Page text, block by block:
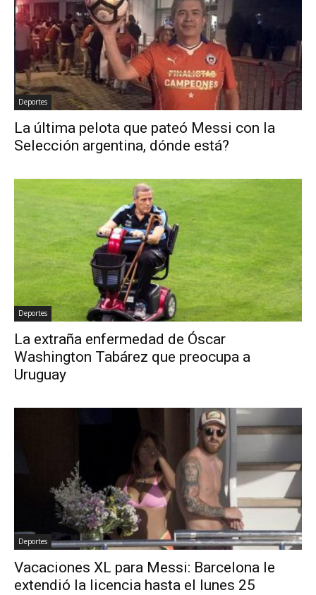
Deportes
La última pelota que pateó Messi con la
Selección argentina, dónde está?
Deportes
La extraña enfermedad de Óscar
Washington Tabárez que preocupa a
Uruguay
Deportes
Vacaciones XL para Messi: Barcelona le
extendió la licencia hasta el lunes 25